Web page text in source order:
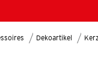
Dekoartikel